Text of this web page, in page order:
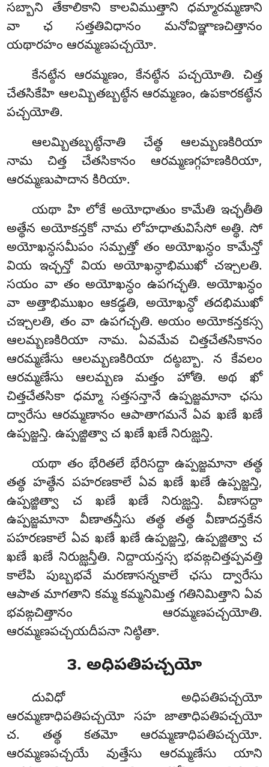
సబ్బాని తేకాలికాని కాలవిముత్తాని ధమ్మారమ్మణాని
వా ఛ సత్తతివిధానం మనోవిఞ్ఞాణచిత్తానం
యథారహం ఆరమ్మణపచ్చయో.
కేనట్ఠేన ఆరమ్మణం, కేనట్ఠేన పచ్చయోతి. చిత్త
చేతసికేహి ఆలమ్బితబ్బట్ఠేన ఆరమ్మణం, ఉపకారకట్ఠేన
పచ్చయోతి.
ఆలమ్బితబ్బట్ఠేనాతి చేత్థ ఆలమ్బణకిరియా
నామ చిత్త చేతసికానం ఆరమ్మణగ్గహణకిరియా,
ఆరమ్మణుపాదాన కిరియా.
యథా హి లోకే అయోధాతుం కామేతి ఇచ్ఛతీతి
అత్థేన అయోకన్తకో నామ లోహధాతువిసేసో అత్థి. సో
అయోఖన్ధసమీపం సమ్పత్తో తం అయోఖన్ధం కామేన్తో
వియ ఇచ్ఛన్తో వియ అయోఖన్ధాభిముఖో చఞ్చలతి.
సయం వా తం అయోఖన్ధం ఉపగచ్ఛతి. అయోఖన్ధం
వా అత్తాభిముఖం ఆకడ్ఢతి, అయోఖన్ధో తదభిముఖో
చఞ్చలతి, తం వా ఉపగచ్ఛతి. అయం అయోకన్తకస్స
ఆలమ్బణకిరియా నామ. ఏవమేవ చిత్తచేతసికానం
ఆరమ్మణేసు ఆలమ్బణకిరియా దట్ఠబ్బా. న కేవలం
ఆరమ్మణేసు ఆలమ్బణ మత్తం హోతి. అథ ఖో
చిత్తచేతసికా ధమ్మా సత్తసన్తానే ఉప్పజ్జమానా ఛసు
ద్వారేసు ఆరమ్మణానం ఆపాతాగమనే ఏవ ఖణే ఖణే
ఉప్పజ్జన్తి. ఉప్పజ్జిత్వా చ ఖణే ఖణే నిరుజ్ఝన్తి.
యథా తం భేరితలే భేరిసద్దా ఉప్పజ్జమానా తత్థ
తత్థ హత్థేన పహరణకాలే ఏవ ఖణే ఖణే ఉప్పజ్జన్తి,
ఉప్పజ్జిత్వా చ ఖణే ఖణే నిరుజ్ఝన్తి. వీణాసద్దా
ఉప్పజ్జమానా వీణాతన్తీసు తత్థ తత్థ వీణాదన్తకేన
పహరణకాలే ఏవ ఖణే ఖణే ఉప్పజ్జన్తి, ఉప్పజ్జిత్వా చ
ఖణే ఖణే నిరుజ్ఝన్తీతి. నిద్దాయన్తస్స భవఙ్గచిత్తప్పవత్తి
కాలేపి పుబ్బభవే మరణాసన్నకాలే ఛసు ద్వారేసు
ఆపాత మాగతాని కమ్మ కమ్మనిమిత్త గతినిమిత్తాని ఏవ
భవఙ్గచిత్తానం ఆరమ్మణపచ్చయోతి.
ఆరమ్మణపచ్చయదీపనా నిట్ఠితా.
౩. అధిపతిపచ్చయో
దువిధో అధిపతిపచ్చయో
ఆరమ్మణాధిపతిపచ్చయో సహ జాతాధిపతిపచ్చయో
చ. తత్థ కతమో ఆరమ్మణాధిపతిపచ్చయో.
ఆరమ్మణపచ్చయే వుత్తేసు ఆరమ్మణేసు యాని